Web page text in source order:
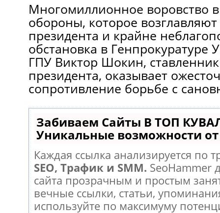
Многомиллионное воровство
обороны, которое
президента и крайне
обстановка в Генпрокуратуре
ГПУ Виктор Шокин,
президента, оказывает
сопротивление борьбе с
Забиваем Сайты В ТОП
Уникальные возможности от
Каждая ссылка анализируется по
SEO, Трафик и SMM. SeoHammer
сайта прозрачным и простым
вечные ссылки, статьи,
используйте по максимуму